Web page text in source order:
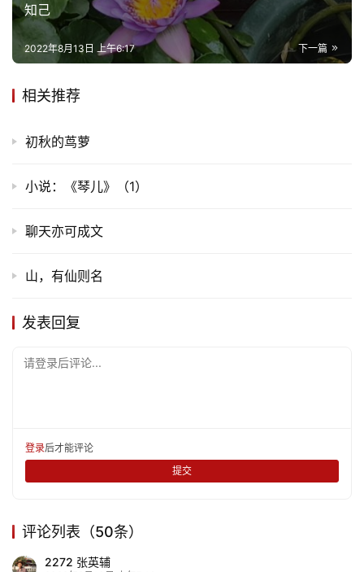
知己
下一篇
2022年8月13日 上午6:17
相关推荐
初秋的茑萝
小说：《琴儿》（1）
聊天亦可成文
山，有仙则名
发表回复
请登录后评论...
登录后才能评论
提交
评论列表（50条）
2272 张英辅